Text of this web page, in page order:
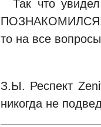
Так что
ПОЗНАКОМИЛСЯ!
то на все
З.Ы. Респект
никогда не